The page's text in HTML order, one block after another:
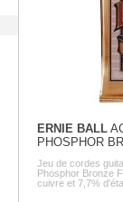
ERNIE BALL
PHOSPHOR
Jeu de cordes
Phosphor Bronze
cuivre et 7,7%